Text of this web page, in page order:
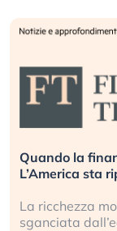
Quando la
L’America sta
La ricchezza
sganciata